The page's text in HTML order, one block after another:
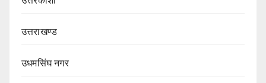
उत्तराखण्ड
उधमसिंघ नगर